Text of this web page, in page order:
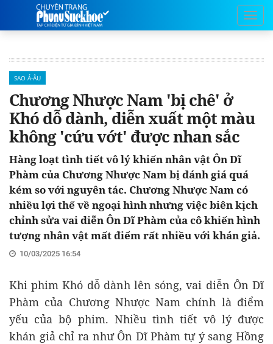
SAO Á-ÂU
Chương Nhược Nam 'bị chê' ở
Khó dỗ dành, diễn xuất một màu
không 'cứu vớt' được nhan sắc
Hàng loạt tình tiết vô lý khiến nhân vật Ôn Dĩ
Phàm của Chương Nhược Nam bị đánh giá quá
kém so với nguyên tác. Chương Nhược Nam có
nhiều lợi thế về ngoại hình nhưng việc biên kịch
chỉnh sửa vai diễn Ôn Dĩ Phàm của cô khiến hình
tượng nhân vật mất điểm rất nhiều với khán giả.
10/03/2025 16:54
Khi phim Khó dỗ dành lên sóng, vai diễn Ôn Dĩ
Phàm của Chương Nhược Nam chính là điểm
yếu của bộ phim. Nhiều tình tiết vô lý được
khán giả chỉ ra như Ôn Dĩ Phàm tự ý sang Hồng